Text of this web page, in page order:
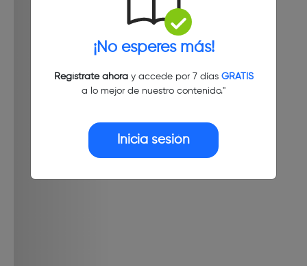
¡No esperes más!
Regístrate ahoray accede por 7 días GRATIS
a lo mejor de nuestro contenido."
Inicia sesión